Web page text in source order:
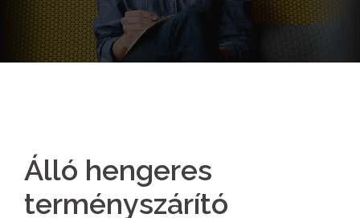
Álló hengeres
terményszárító